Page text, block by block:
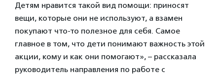
Детям нравится такой вид помощи: приносят
вещи, которые они не используют, а взамен
покупают что-то полезное для себя. Самое
главное в том, что дети понимают важность этой
акции, кому и как они помогают», – рассказала
руководитель направления по работе с